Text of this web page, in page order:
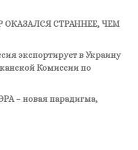
ОКАЗАЛСЯ СТРАННЕЕ, ЧЕМ
экспортирует в Украину
Комиссии по
– новая парадигма,